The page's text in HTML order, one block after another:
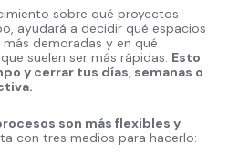
sobre qué proyectos
ayudará a decidir qué espacios
demoradas y en qué
suelen ser más rápidas. Esto
y cerrar tus días, semanas o
son más flexibles y
con tres medios para hacerlo: